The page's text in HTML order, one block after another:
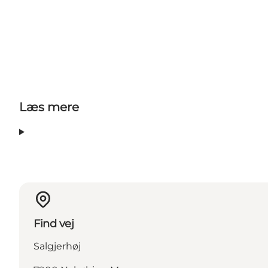
Læs mere
Find vej
Salgjerhøj